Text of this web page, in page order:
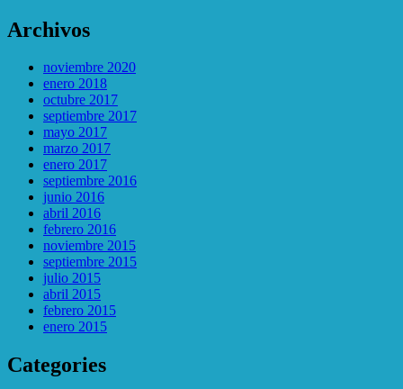
Archivos
noviembre 2020
enero 2018
octubre 2017
septiembre 2017
mayo 2017
marzo 2017
enero 2017
septiembre 2016
junio 2016
abril 2016
febrero 2016
noviembre 2015
septiembre 2015
julio 2015
abril 2015
febrero 2015
enero 2015
Categories